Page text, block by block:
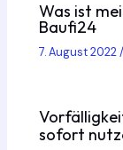
Was ist
Baufi24
7. August 2022
sofort